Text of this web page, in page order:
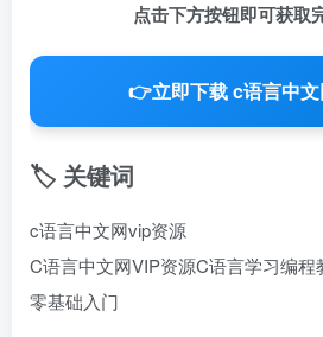
点击下方按钮即可获取
👉立即下载 c语言中
🏷️ 关键词
c语言中文网vip资源
C语言中文网VIP资源C语言学习编程
零基础入门